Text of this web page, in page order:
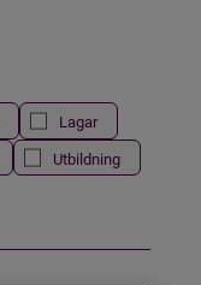
Lagar
Utbildning